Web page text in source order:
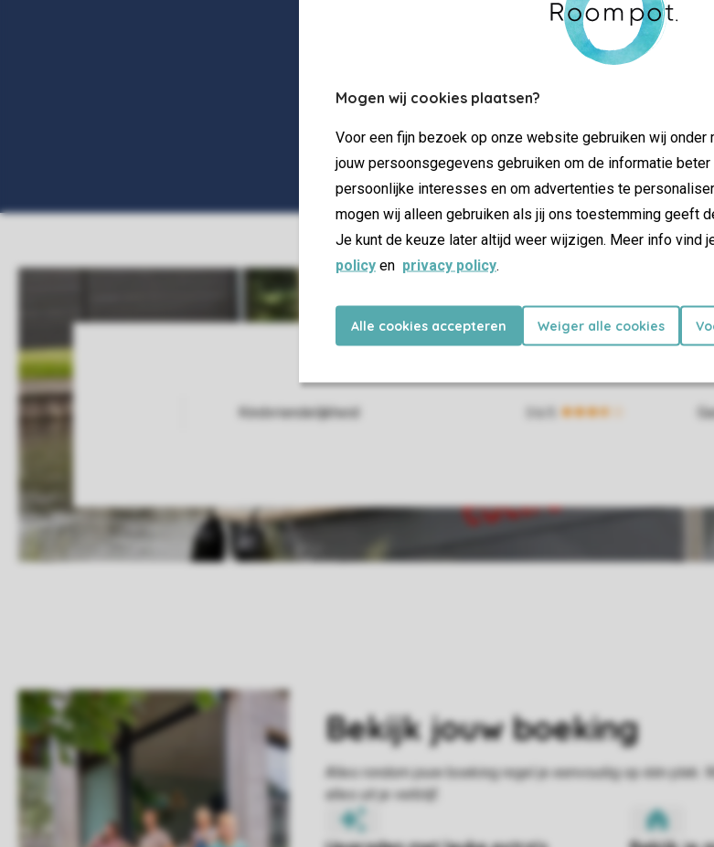
Mogen wij cookies plaatsen?
Voor een fijn bezoek op onze website gebruiken wij onder
jouw persoonsgegevens gebruiken om de informatie
persoonlijke interesses en om advertenties te
mogen wij alleen gebruiken als jij ons toestemming geeft
Je kunt de keuze later altijd weer wijzigen. Meer info vind
policy en privacy policy.
Alle cookies accepteren Weiger alle cookies
Service Rating from our guests
Kindvriendelijkheid